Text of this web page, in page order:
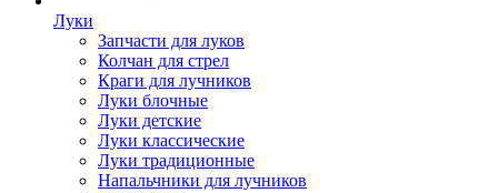
Луки
Запчасти для луков
Колчан для стрел
Краги для лучников
Луки блочные
Луки детские
Луки классические
Луки традиционные
Напальчники для лучников